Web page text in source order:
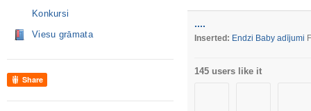
Konkursi
Viesu grāmata
Share
....
Inserted: Endzi Baby adījumi
145 users like it